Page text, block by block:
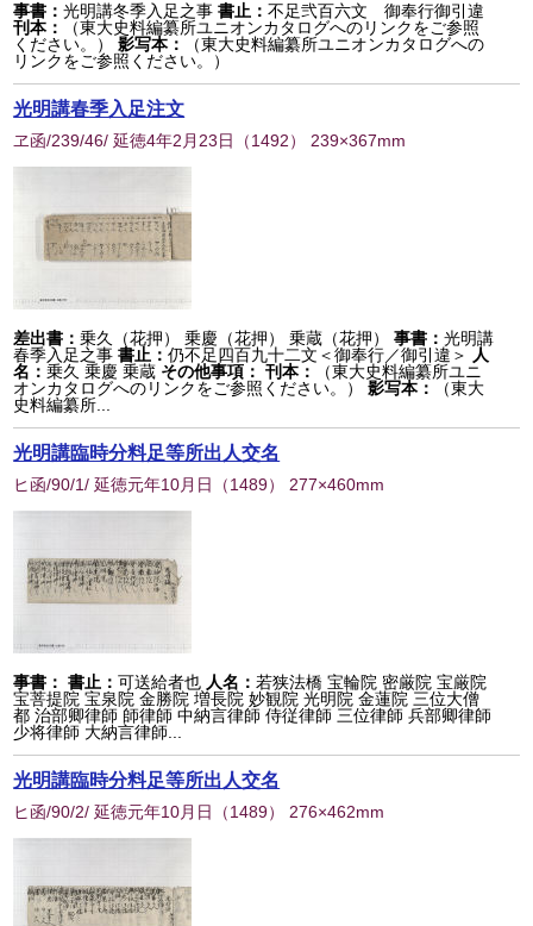
事書：光明講冬季入足之事書止：不足弐百六文 御奉行御引違
刊本：
（東大史料編纂所ユニオンカタログへのリンクをご参照
ください。）
影写本：
（東大史料編纂所ユニオンカタログへの
リンクをご参照ください。）
光明講春季入足注文
ヱ函/239/46/ 延徳4年2月23日 （1492） 239×367mm
差出書：乗久（花押） 乗慶（花押） 乗蔵（花押） 事書：光明講
春季入足之事書止：仍不足四百九十二文＜御奉行／御引違＞
人
名：乗久 乗慶 乗蔵 その他事項： 刊本：
（東大史料編纂所ユニ
オンカタログへのリンクをご参照ください。）
影写本：
（東大
史料編纂所...
光明講臨時分料足等所出人交名
ヒ函/90/1/ 延徳元年10月日 （1489） 277×460mm
事書： 書止：可送給者也 人名：若狭法橋 宝輪院 密厳院 宝厳院
宝菩提院 宝泉院 金勝院 増長院 妙観院 光明院 金蓮院 三位大僧
都 治部卿律師 師律師 中納言律師 侍従律師 三位律師 兵部卿律師
少将律師 大納言律師...
光明講臨時分料足等所出人交名
ヒ函/90/2/ 延徳元年10月日 （1489） 276×462mm